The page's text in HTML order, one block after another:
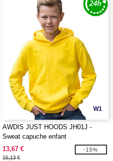
W1
AWDIS JUST HOODS JH01J -
Sweat capuche enfant
13,67 €
16,13 €
-15%